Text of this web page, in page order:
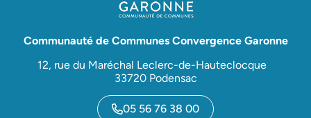
Communauté de Communes Convergence Garonne
12, rue du Maréchal Leclerc-de-Hauteclocque
33720 Podensac
05 56 76 38 00